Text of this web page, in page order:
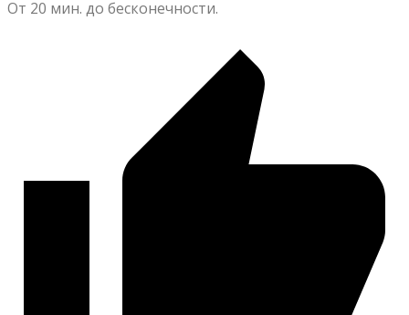
От 20 мин. до бесконечности.